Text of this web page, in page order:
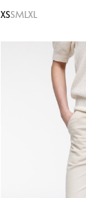
XSSMLXL